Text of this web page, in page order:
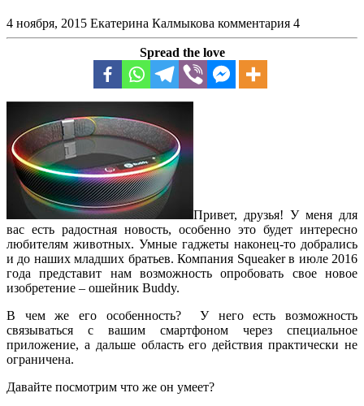
4 ноября, 2015 Екатерина Калмыкова комментария 4
Spread the love
Привет, друзья! У меня для
вас есть радостная новость, особенно это будет интересно
любителям животных. Умные гаджеты наконец-то добрались
и до наших младших братьев. Компания Squeaker в июле 2016
года представит нам возможность опробовать свое новое
изобретение – ошейник Buddy.
В чем же его особенность? У него есть возможность
связываться с вашим смартфоном через специальное
приложение, а дальше область его действия практически не
ограничена.
Давайте посмотрим что же он умеет?